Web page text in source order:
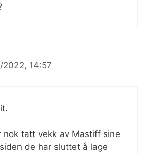
14:57
nok tatt vekk av Mastiff sine
de har sluttet å lage